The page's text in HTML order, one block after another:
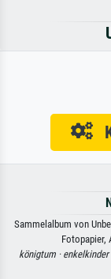
Sammelalbum von
Fotopapier,
königtum · enkelkinder